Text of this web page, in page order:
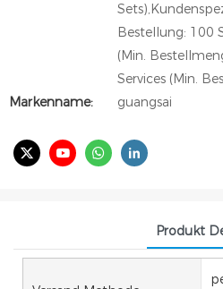
Bestellung: 100
(Min.
Services (Min.
Markenname:
guangsai
Produkt